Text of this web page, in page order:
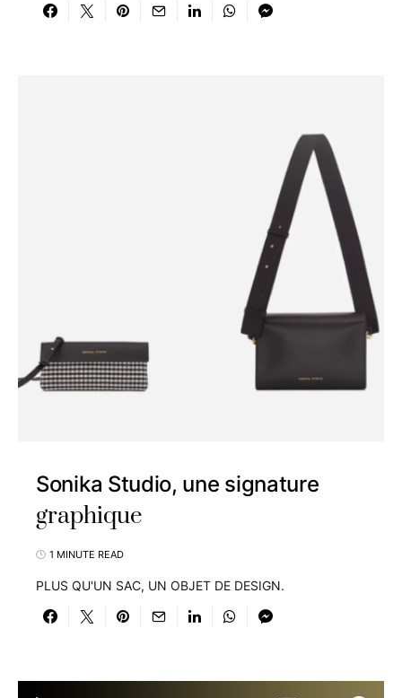
Sonika Studio, une signature
graphique
1 MINUTE READ
PLUS QU'UN SAC, UN OBJET DE DESIGN.